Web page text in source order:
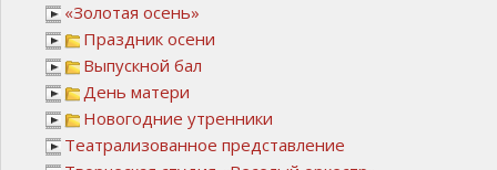
«Золотая осень»
Праздник осени
Выпускной бал
День матери
Новогодние утренники
Театрализованное представление